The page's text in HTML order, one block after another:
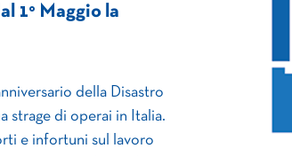
1° Maggio la
della Disastro
strage di operai in Italia.
e infortuni sul lavoro